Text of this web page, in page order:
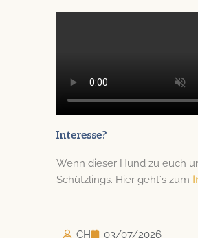
Interesse?
Wenn dieser Hund zu euch
Schützlings. Hier geht´s zum
CH 03/07/2026